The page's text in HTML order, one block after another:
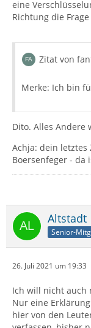
eine
Richtung die
Zitat von
Merke: Ich bin
Dito. Alles Andere
Achja: dein
Boersenfeger -
Altstadt
Senior-
26. Juli 2021 um 19:33
Ich will nicht auch
Nur eine
hier von den